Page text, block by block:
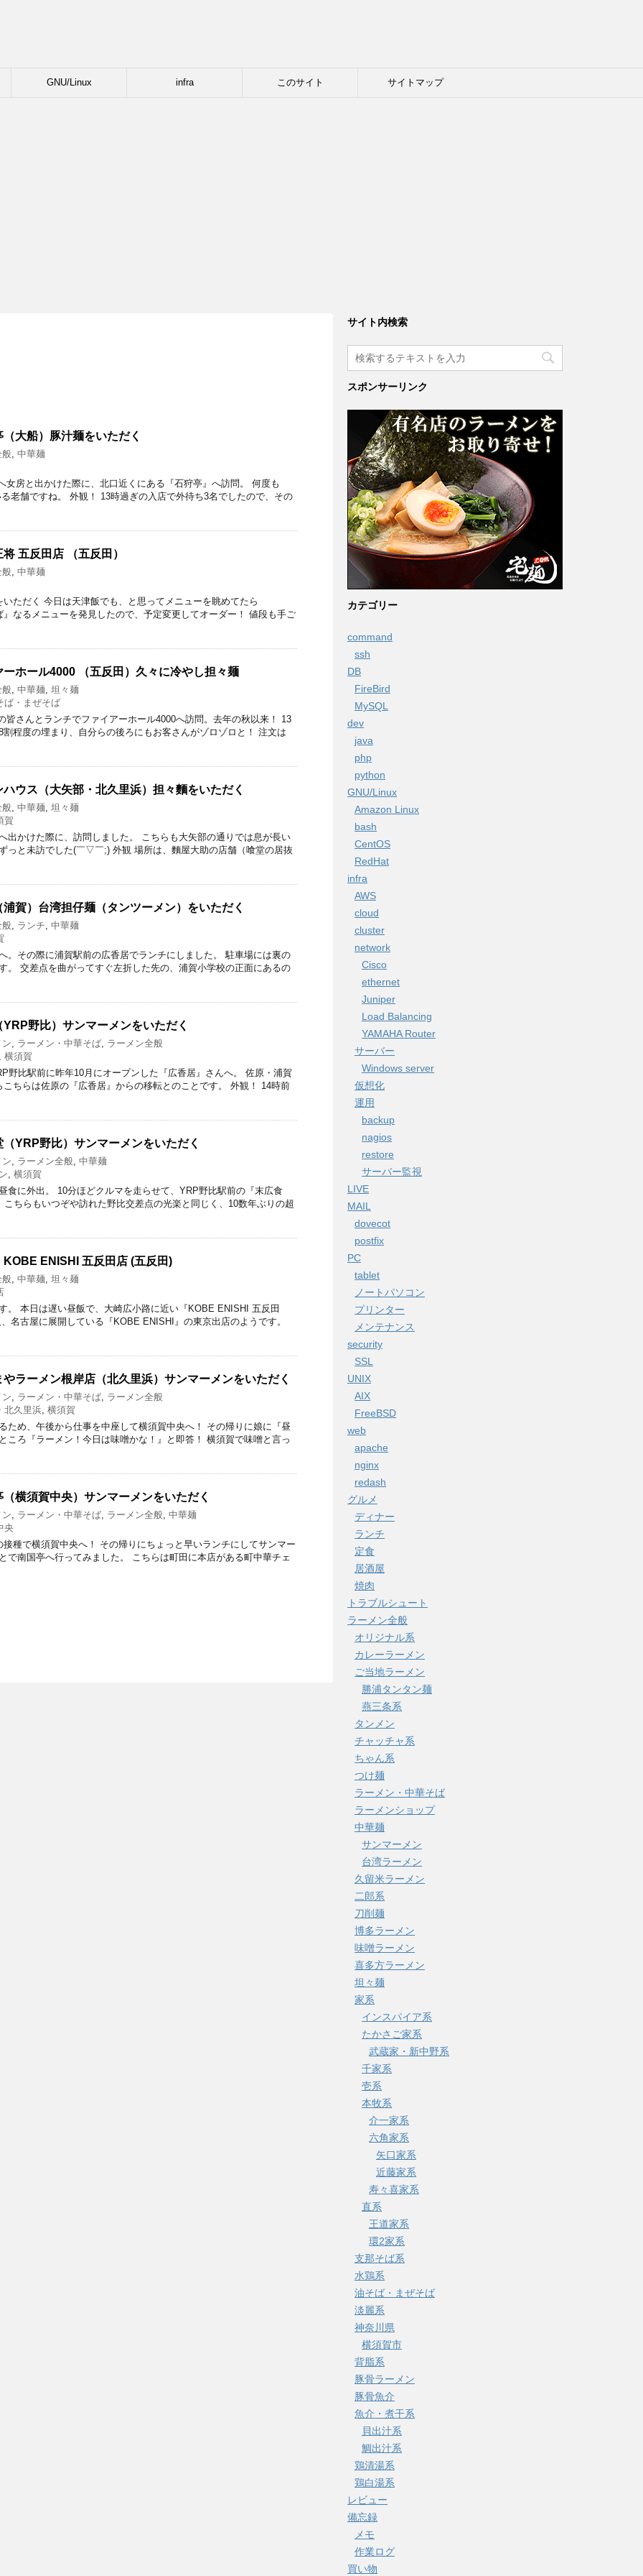
GNU/Linux infra このサイト サイトマップ
大船）豚汁麺をいただく
般, 中華麺
女房と出かけた際に、北口近くにある『石狩亭』へ訪問。 何度も
老舗ですね。 外観！ 13時過ぎの入店で外待ち3名でしたので、その
五反田店 （五反田）
般, 中華麺
ただく 今日は天津飯でも、と思ってメニューを眺めてたら
』なるメニューを発見したので、予定変更してオーダー！ 値段も手ご
ホール4000 （五反田）久々に冷やし担々麺
般, 中華麺, 坦々麺
ば・まぜそば
皆さんとランチでファイアーホール4000へ訪問。去年の秋以来！ 13
程度の埋まり、自分らの後ろにもお客さんがゾロゾロと！ 注文は
ウス（大矢部・北久里浜）担々麵をいただく
般, 中華麺, 坦々麺
賀
出かけた際に、訪問しました。 こちらも大矢部の通りでは息が長い
っと未訪でした(￣▽￣;) 外観 場所は、麵屋大助の店舗（喰堂の居抜
賀）台湾担仔麺（タンツーメン）をいただく
般, ランチ, 中華麺
。その際に浦賀駅前の広香居でランチにしました。 駐車場には裏の
。 交差点を曲がってすぐ左折した先の、浦賀小学校の正面にあるの
野比）サンマーメンをいただく
, ラーメン・中華そば, ラーメン全般
, 横須賀
野比駅前に昨年10月にオープンした『広香居』さんへ。 佐原・浦賀
ちらは佐原の『広香居』からの移転とのことです。 外観！ 14時前
YRP野比）サンマーメンをいただく
, ラーメン全般, 中華麺
, 横須賀
食に外出。 10分ほどクルマを走らせて、YRP野比駅前の『末広食
ちらもいつぞや訪れた野比交差点の光楽と同じく、10数年ぶりの超
KOBE ENISHI 五反田店 (五反田)
般, 中華麺, 坦々麺
。 本日は遅い昼飯で、大崎広小路に近い『KOBE ENISHI 五反田
名古屋に展開している『KOBE ENISHI』の東京出店のようです。
ラーメン根岸店（北久里浜）サンマーメンをいただく
, ラーメン・中華そば, ラーメン全般
北久里浜, 横須賀
ため、午後から仕事を中座して横須賀中央へ！ その帰りに娘に『昼
ころ『ラーメン！今日は味噌かな！』と即答！ 横須賀で味噌と言っ
横須賀中央）サンマーメンをいただく
, ラーメン・中華そば, ラーメン全般, 中華麺
央
種で横須賀中央へ！ その帰りにちょっと早いランチにしてサンマー
で南国亭へ行ってみました。 こちらは町田に本店がある町中華チェ
サイト内検索
スポンサーリンク
カテゴリー
command
ssh
DB
FireBird
MySQL
dev
java
php
python
GNU/Linux
Amazon Linux
bash
CentOS
RedHat
infra
AWS
cloud
cluster
network
Cisco
ethernet
Juniper
Load Balancing
YAMAHA Router
サーバー
Windows server
仮想化
運用
backup
nagios
restore
サーバー監視
LIVE
MAIL
dovecot
postfix
PC
tablet
ノートパソコン
プリンター
メンテナンス
security
SSL
UNIX
AIX
FreeBSD
web
apache
nginx
redash
グルメ
ディナー
ランチ
定食
居酒屋
焼肉
トラブルシュート
ラーメン全般
オリジナル系
カレーラーメン
ご当地ラーメン
勝浦タンタン麺
燕三条系
タンメン
チャッチャ系
ちゃん系
つけ麺
ラーメン・中華そば
ラーメンショップ
中華麺
サンマーメン
台湾ラーメン
久留米ラーメン
二郎系
刀削麺
博多ラーメン
味噌ラーメン
喜多方ラーメン
坦々麺
家系
インスパイア系
たかさご家系
武蔵家・新中野系
千家系
壱系
本牧系
介一家系
六角家系
矢口家系
近藤家系
寿々喜家系
直系
王道家系
環2家系
支那そば系
水鶏系
油そば・まぜそば
淡麗系
神奈川県
横須賀市
背脂系
豚骨ラーメン
豚骨魚介
魚介・煮干系
貝出汁系
鯛出汁系
鶏清湯系
鶏白湯系
レビュー
備忘録
メモ
作業ログ
買い物